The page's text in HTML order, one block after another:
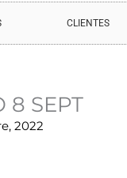
CLIENTES
8 SEPT
2022